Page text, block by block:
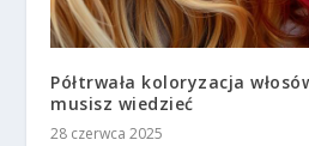
Półtrwała koloryzacja
musisz wiedzieć
28 czerwca 2025